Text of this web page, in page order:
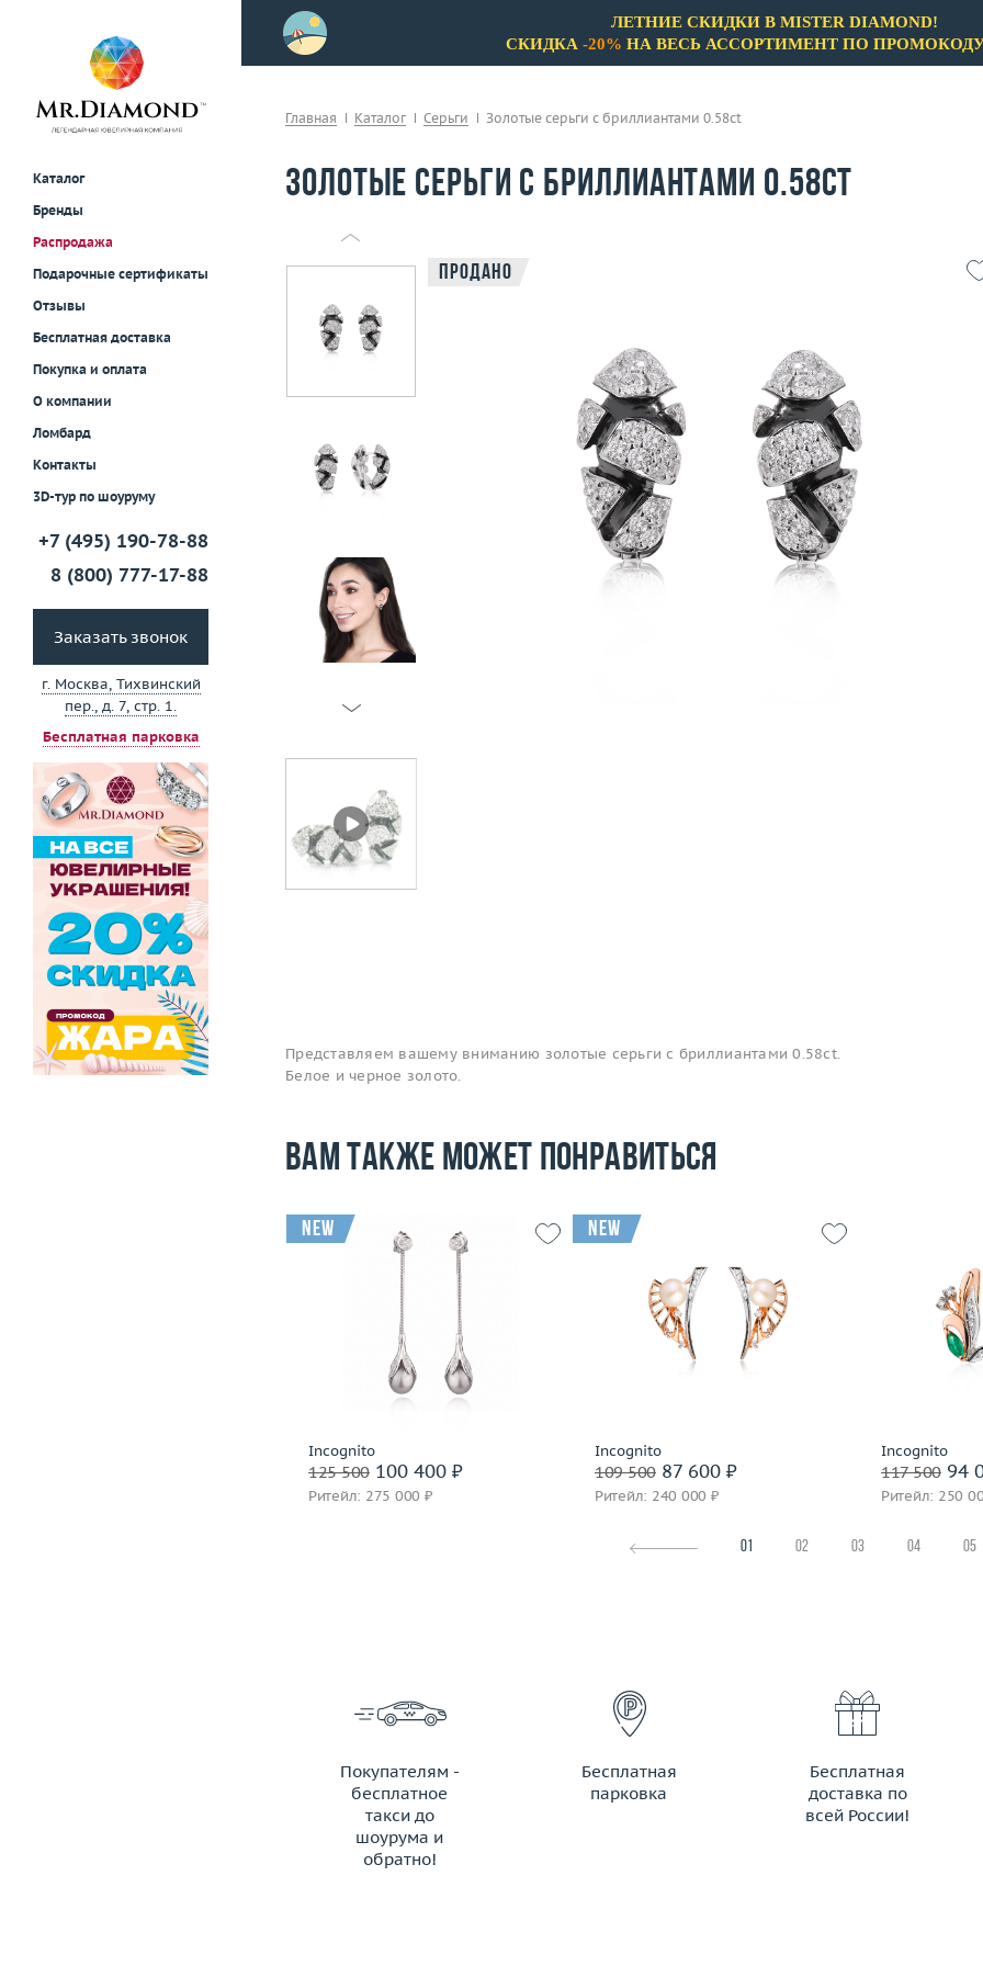
Каталог
Бренды
Распродажа
Подарочные сертификаты
Отзывы
Бесплатная доставка
Покупка и оплата
О компании
Ломбард
Контакты
3D-тур по шоуруму
+7 (495) 190-78-88
8 (800) 777-17-88
Заказать звонок
г. Москва, Тихвинский
пер., д. 7, стр. 1.
Бесплатная парковка
примерки!
ЛЕТНИЕ СКИДКИ В MISTER DIAMOND!
СКИДКА -20% НА ВЕСЬ АССОРТИМЕНТ ПО
Главная Каталог Серьги Золотые серьги с бриллиантами 0.58ct
Золотые серьги с бриллиантами 0.58ct
Продано
Представляем вашему вниманию золотые серьги с бриллиантами 0.58ct.
Белое и черное золото.
Вам также может понравиться
Incognito
125 500100 400 ₽
Ритейл: 275 000 ₽
new
золото 585 пробы
Подробнее
Incognito
109 50087 600 ₽
Ритейл: 240 000 ₽
new
Материал
золото 585 пробы
Incognito
117 50094
Ритейл: 250
Материал
01 02 03 04 05
Покупателям -
бесплатное
такси до
шоурума и
обратно!
ЗАКАЗАТЬ ТАКСИ
Бесплатная
парковка
Бесплатная
доставка по
всей России!